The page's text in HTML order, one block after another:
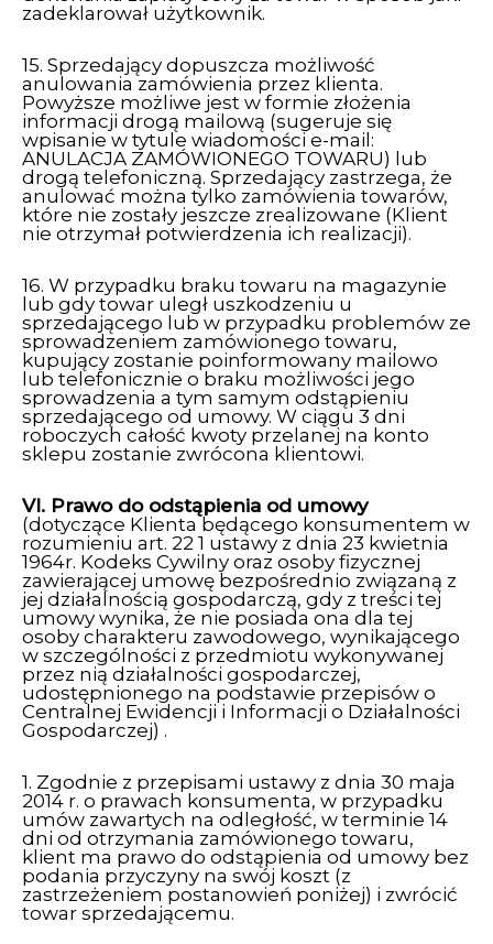
zadeklarował użytkownik.
15. Sprzedający dopuszcza możliwość
anulowania zamówienia przez klienta.
Powyższe możliwe jest w formie złożenia
informacji drogą mailową (sugeruje się
wpisanie w tytule wiadomości e-mail:
ANULACJA ZAMÓWIONEGO TOWARU) lub
drogą telefoniczną. Sprzedający zastrzega, że
anulować można tylko zamówienia towarów,
które nie zostały jeszcze zrealizowane (Klient
nie otrzymał potwierdzenia ich realizacji).
16. W przypadku braku towaru na magazynie
lub gdy towar uległ uszkodzeniu u
sprzedającego lub w przypadku problemów ze
sprowadzeniem zamówionego towaru,
kupujący zostanie poinformowany mailowo
lub telefonicznie o braku możliwości jego
sprowadzenia a tym samym odstąpieniu
sprzedającego od umowy. W ciągu 3 dni
roboczych całość kwoty przelanej na konto
sklepu zostanie zwrócona klientowi.
VI. Prawo do odstąpienia od umowy
(dotyczące Klienta będącego konsumentem w
rozumieniu art. 22 1 ustawy z dnia 23 kwietnia
1964r. Kodeks Cywilny oraz osoby fizycznej
zawierającej umowę bezpośrednio związaną z
jej działalnością gospodarczą, gdy z treści tej
umowy wynika, że nie posiada ona dla tej
osoby charakteru zawodowego, wynikającego
w szczególności z przedmiotu wykonywanej
przez nią działalności gospodarczej,
udostępnionego na podstawie przepisów o
Centralnej Ewidencji i Informacji o Działalności
Gospodarczej) .
1. Zgodnie z przepisami ustawy z dnia 30 maja
2014 r. o prawach konsumenta, w przypadku
umów zawartych na odległość, w terminie 14
dni od otrzymania zamówionego towaru,
klient ma prawo do odstąpienia od umowy bez
podania przyczyny na swój koszt (z
zastrzeżeniem postanowień poniżej) i zwrócić
towar sprzedającemu.